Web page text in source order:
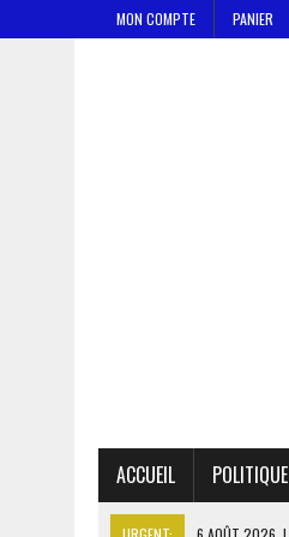
MON COMPTE PANIER
ACCUEIL POLITIQUE